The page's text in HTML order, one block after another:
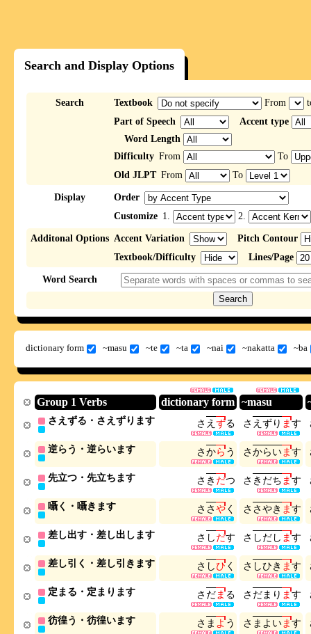
Search and Display Options
Search Textbook From
Part of Speech
Accent type
Word Length
Difficulty From
To
Old JLPT From To
Display
Order
Customize 1. 2.
Additonal Options Accent Variation
Pitch Contour
Textbook/Difficulty
Lines/Page
Word Search
dictionary form ~masu ~te ~ta ~nai ~nakatta ~ba
Group 1 Verbs dictionary form ~masu
さえずる・さえずります さ え ずる さ え ずり ます
逆らう・逆らいます さからう さからいます
先立つ・先立ちます さ き だつ さ き だち ます
囁く・囁きます さ さやく さ さやき ます
差し出す・差し出します さ しだす さ しだし ます
差し引く・差し引きます さ しひく さ しひき ます
定まる・定まります さ だまる さ だま り ます
彷徨う・彷徨います さ ま よう さ ま よ います